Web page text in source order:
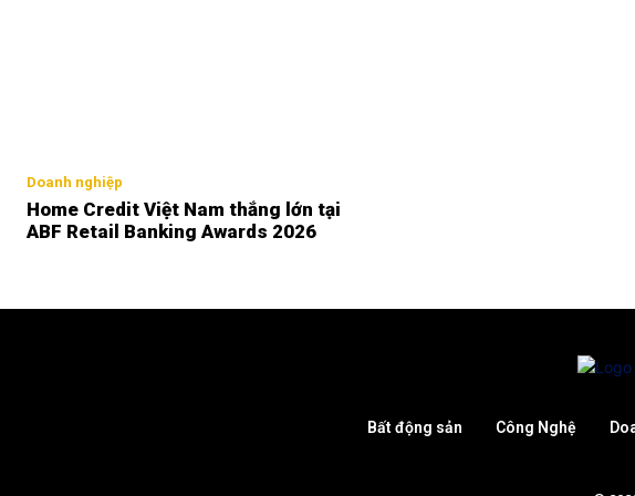
Doanh nghiệp
Home Credit Việt Nam thắng lớn tại
ABF Retail Banking Awards 2026
Bất động sản Công Nghệ